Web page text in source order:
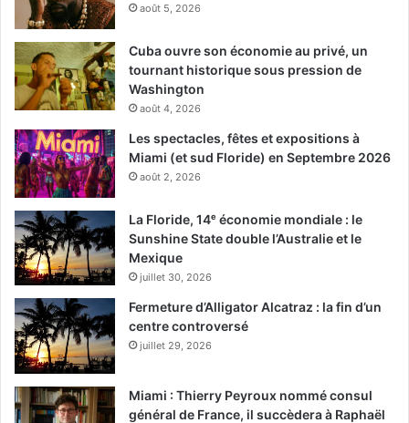
août 5, 2026
Cuba ouvre son économie au privé, un
tournant historique sous pression de
Washington
août 4, 2026
Les spectacles, fêtes et expositions à
Miami (et sud Floride) en Septembre 2026
août 2, 2026
La Floride, 14ᵉ économie mondiale : le
Sunshine State double l’Australie et le
Mexique
juillet 30, 2026
Fermeture d’Alligator Alcatraz : la fin d’un
centre controversé
juillet 29, 2026
Miami : Thierry Peyroux nommé consul
général de France, il succèdera à Raphaël